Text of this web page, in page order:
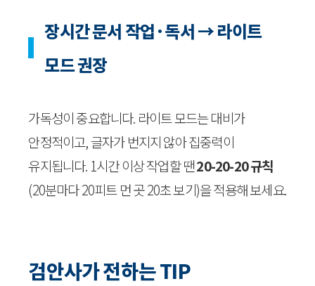
장시간 문서 작업·독서 → 라이트
모드 권장
가독성이 중요합니다. 라이트 모드는 대비가
안정적이고, 글자가 번지지 않아 집중력이
유지됩니다. 1시간 이상 작업할 땐20-20-20 규칙
(20분마다 20피트 먼 곳 20초 보기)을 적용해 보세요.
검안사가 전하는 TIP